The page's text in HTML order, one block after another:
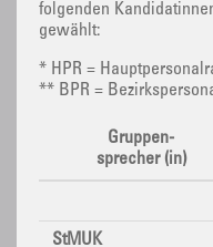
folgenden
gewählt:
* HPR =
** BPR =
Gruppen-
sprecher (in)
StMUK